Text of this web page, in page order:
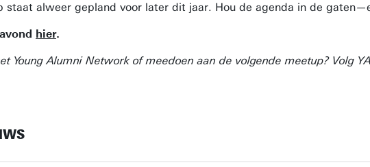
staat alweer gepland voor later dit jaar. Hou de agenda in de
hier.
Young Alumni Network of meedoen aan de volgende meetup? Volg